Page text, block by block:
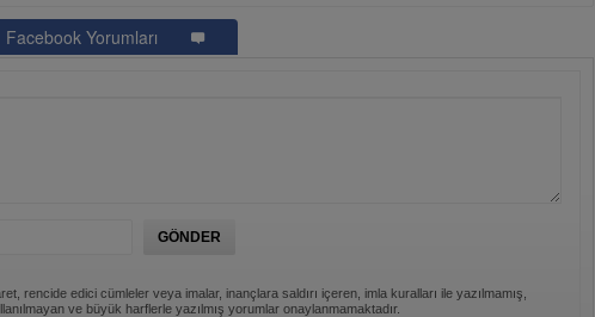
Facebook Yorumları
rencide edici cümleler veya imalar, inançlara saldırı içeren, imla kuralları ile yazılmamış,
ve büyük harflerle yazılmış yorumlar onaylanmamaktadır.